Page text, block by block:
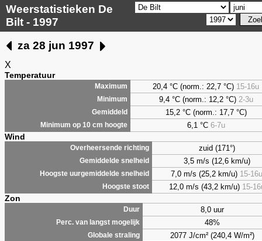
Weerstatistieken De
Bilt - 1997
za 28 jun 1997
X
Temperatuur
Maximum 20,4 °C (norm.: 22,7 °C) 15-16u
Minimum 9,4°C (norm.: 12,2 °C) 2-3u
Gemiddeld 15,2 °C (norm.: 17,7 °C)
Minimum op 10 cm hoogte 6,1 °C 6-7u
Wind
Overheersende richting zuid (171°)
Gemiddelde snelheid 3,5 m/s (12,6 km/u)
Hoogste uurgemiddelde snelheid 7,0 m/s (25,2 km/u) 15-16u
Hoogste stoot 12,0 m/s (43,2 km/u) 15-
Zon
Duur 8,0 uur
Perc. van langst mogelijk 48%
Globale straling 2077 J/cm² (240,4 W/m²)